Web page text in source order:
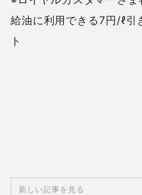
給油に利用できる7円/ℓ引
ト
新しい記事を見る